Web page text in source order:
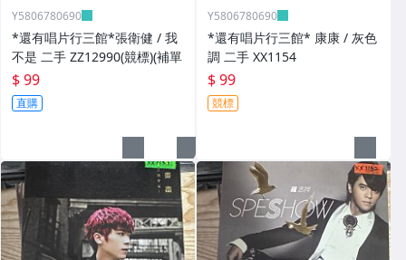
Y5806780690
*還有唱片行三館*張衛健 / 我
不是 二手 ZZ12990(競標)(補單
$ 99
直購
Y5806780690
*還有唱片行三館* 康康 / 灰色
調 二手 XX1154
$ 99
競標